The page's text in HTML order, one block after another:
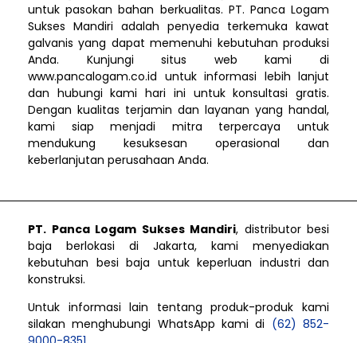
untuk pasokan bahan berkualitas. PT. Panca Logam
Sukses Mandiri adalah penyedia terkemuka kawat
galvanis yang dapat memenuhi kebutuhan produksi
Anda. Kunjungi situs web kami di
www.pancalogam.co.id untuk informasi lebih lanjut
dan hubungi kami hari ini untuk konsultasi gratis.
Dengan kualitas terjamin dan layanan yang handal,
kami siap menjadi mitra terpercaya untuk
mendukung kesuksesan operasional dan
keberlanjutan perusahaan Anda.
PT. Panca Logam Sukses Mandiri, distributor besi
baja berlokasi di Jakarta, kami menyediakan
kebutuhan besi baja untuk keperluan industri dan
konstruksi.
Untuk informasi lain tentang produk-produk kami
silakan menghubungi WhatsApp kami di (62) 852-